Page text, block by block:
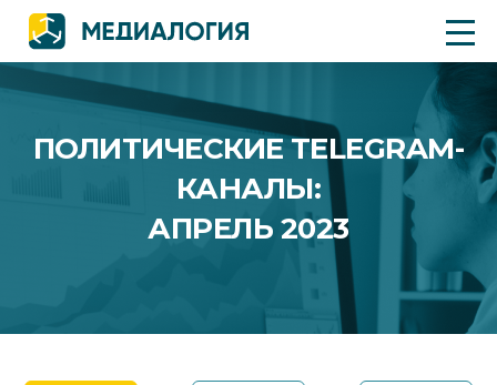
ПОЛИТИЧЕСКИЕ TELEGRAM-
КАНАЛЫ:
АПРЕЛЬ 2023